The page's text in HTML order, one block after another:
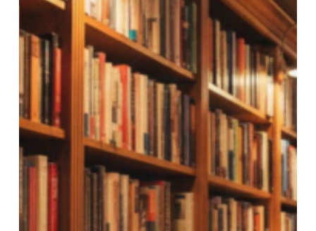
במדינות כמו ארצות הברית, רב מכר צריך למכור
בין 5,000 ל‑10,000 עותקים בשבוע.
בישראל, השוק קטן יותר, ולכן ספר שמוכר כמה
מאות עותקים בשבוע או אלפים בחודשים
הראשונים יכול להיחשב לרב‑מכר.
לעיתים, גם ספר שלא מכר כמות עצומה של
עותקים עדיין נחשב לרב‑מכר אם הוא מופיע
ברשימות מכובדות, מקבל ביקורות חיוביות
ומייצר שיח ציבורי סביבו. כלומר, סטטוס "רב
מכר" הוא גם עניין של מוניטין ושיווק, לא רק של
מספרים.
אז… איך כותבים רב
מכר?!